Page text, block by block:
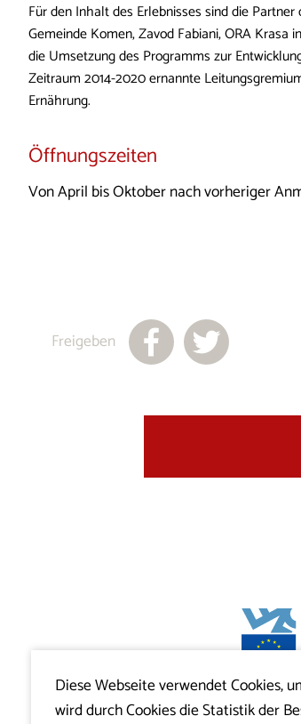
Für den Inhalt des Erlebnisses sind die
Gemeinde Komen, Zavod Fabiani, ORA Krasa
die Umsetzung des Programms zur
Zeitraum 2014-2020 ernannte
Ernährung.
Öffnungszeiten
Von April bis Oktober nach vorheriger
Freigeben
Projekt
Slowenien
Diese Webseite verwendet Cookies,
wird durch Cookies die Statistik der